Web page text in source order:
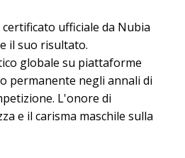
ufficiale da Nubia
il suo risultato.
globale su piattaforme
permanente negli annali di
L'onore di
e il carisma maschile sulla